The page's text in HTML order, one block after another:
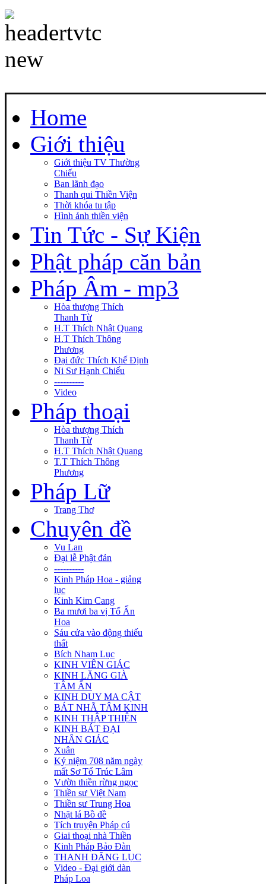
Home
Giới thiệu
Giới thiệu TV Thường
Chiếu
Ban lãnh đạo
Thanh qui Thiền Viện
Thời khóa tu tập
Hình ảnh thiền viện
Tin Tức - Sự Kiện
Phật pháp căn bản
Pháp Âm - mp3
Hòa thượng Thích
Thanh Từ
H.T Thích Nhật Quang
H.T Thích Thông
Phương
Đại đức Thích Khế Định
Ni Sư Hạnh Chiếu
----------
Video
Pháp thoại
Hòa thượng Thích
Thanh Từ
H.T Thích Nhật Quang
T.T Thích Thông
Phương
Pháp Lữ
Trang Thơ
Chuyên đề
Vu Lan
Đại lễ Phật đản
----------
Kinh Pháp Hoa - giảng
lục
Kinh Kim Cang
Ba mươi ba vị Tổ Ấn
Hoa
Sáu cửa vào động thiếu
thất
Bích Nham Lục
KINH VIÊN GIÁC
KINH LĂNG GIÀ
TÂM ẤN
KINH DUY MA CẬT
BÁT NHÃ TÂM KINH
KINH THẬP THIỆN
KINH BÁT ĐẠI
NHÂN GIÁC
Xuân
Kỷ niệm 708 năm ngày
mất Sơ Tổ Trúc Lâm
Vườn thiền rừng ngọc
Thiền sư Việt Nam
Thiền sư Trung Hoa
Nhặt lá Bồ đề
Tích truyện Pháp cú
Giai thoại nhà Thiền
Kinh Pháp Bảo Đàn
THANH ĐĂNG LỤC
Video - Đại giới dàn
Pháp Loa